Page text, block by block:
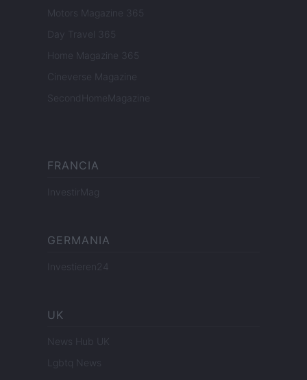
Motors Magazine 365
Day Travel 365
Home Magazine 365
Cineverse Magazine
SecondHomeMagazine
FRANCIA
InvestirMag
GERMANIA
Investieren24
UK
News Hub UK
Lgbtq News